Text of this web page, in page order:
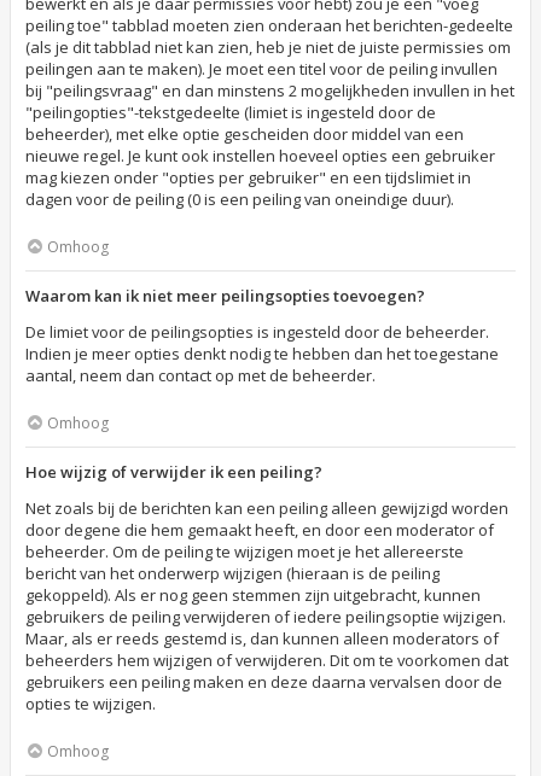
peiling toe" tabblad moeten zien onderaan het berichten-gedeelte
(als je dit tabblad niet kan zien, heb je niet de juiste permissies om
peilingen aan te maken). Je moet een titel voor de peiling invullen
bij "peilingsvraag" en dan minstens 2 mogelijkheden invullen in het
"peilingopties"-tekstgedeelte (limiet is ingesteld door de
beheerder), met elke optie gescheiden door middel van een
nieuwe regel. Je kunt ook instellen hoeveel opties een gebruiker
mag kiezen onder "opties per gebruiker" en een tijdslimiet in
dagen voor de peiling (0 is een peiling van oneindige duur).
Omhoog
Waarom kan ik niet meer peilingsopties toevoegen?
De limiet voor de peilingsopties is ingesteld door de beheerder.
Indien je meer opties denkt nodig te hebben dan het toegestane
aantal, neem dan contact op met de beheerder.
Omhoog
Hoe wijzig of verwijder ik een peiling?
Net zoals bij de berichten kan een peiling alleen gewijzigd worden
door degene die hem gemaakt heeft, en door een moderator of
beheerder. Om de peiling te wijzigen moet je het allereerste
bericht van het onderwerp wijzigen (hieraan is de peiling
gekoppeld). Als er nog geen stemmen zijn uitgebracht, kunnen
gebruikers de peiling verwijderen of iedere peilingsoptie wijzigen.
Maar, als er reeds gestemd is, dan kunnen alleen moderators of
beheerders hem wijzigen of verwijderen. Dit om te voorkomen dat
gebruikers een peiling maken en deze daarna vervalsen door de
opties te wijzigen.
Omhoog